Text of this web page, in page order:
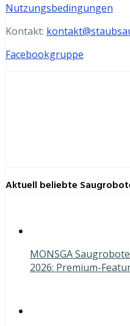
Nutzungsbedingungen
Kontakt:
Facebookgruppe
Aktuell beliebte
MONSGA
2026: Premium-